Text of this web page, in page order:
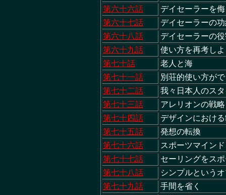
第六十六話
デイセーラーを
第六十七話
デイセーラーの
第六十八話
デイセーラーの
第六十九話
使い方を再考し
第七十話
老人と海
第七十一話
別荘的使い方が
第七十二話
我々日本人のス
第七十三話
アレリオンの戦
第七十四話
デザインにおけ
第七十五話
発想の転換
第七十六話
スポーツマイン
第七十七話
セーリングをス
第七十八話
シンプルという
第七十九話
手間を省く